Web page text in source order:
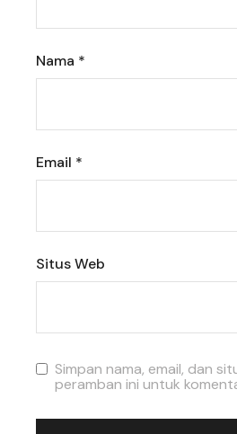
Nama *
Email *
Situs Web
Simpan nama, email, dan
peramban ini untuk